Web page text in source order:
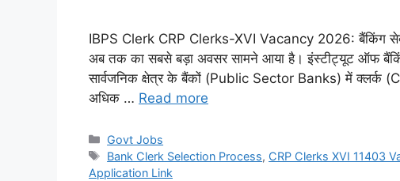
IBPS Clerk CRP Clerks-XVI Vacancy 2026: बैंकिंग
अब तक का सबसे बड़ा अवसर सामने आया है। इंस्टीट्यूट ऑफ
सार्वजनिक क्षेत्र के बैंकों (Public Sector Banks) में
अधिक … Read more
Categories
Govt Jobs
Tags
Bank Clerk Selection Process, CRP Clerks XVI 11403
Application Link